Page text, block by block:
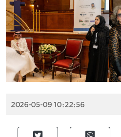
2026-05-09 10:22:56